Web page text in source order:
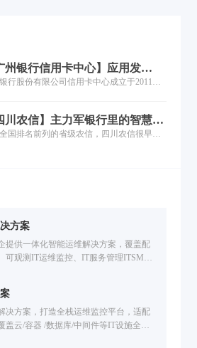
州银行信用卡中心】应用发
”且“稳”，5分钟实现一键发
行股份有限公司信用卡中心成立于2011
块，拥有从金融产品研发至销售及后期风险
客户服务完整业务链条......
川农信】主力军银行里的智慧运
量
国排名前列的省级农信，四川农信很早就
零散工具进行体系化发展建设？如何释放
员创新活力？如何满足个性化定制与自主
求？等等问题摆在了四川农信运维部门面
方案
提供一体化智能运维解决方案，覆盖配
可观测IT运维监控、IT服务管理ITSM、
效率。免费申请方案演示。
决方案，打造全栈运维监控平台，适配
盖云/容器 /数据库/中间件等IT设施全场